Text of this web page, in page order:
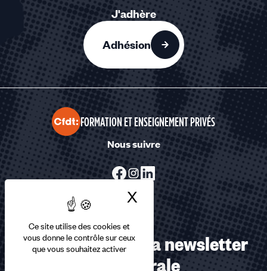
Ce site utilise des cookies et
vous donne le contrôle sur ceux
que vous souhaitez activer
X Masquer le
J'adhère
Adhésion
FORMATION ET ENSEIGNEMENT PRIVÉS
Nous suivre
Abonnez-vous à la newsletter
confédérale